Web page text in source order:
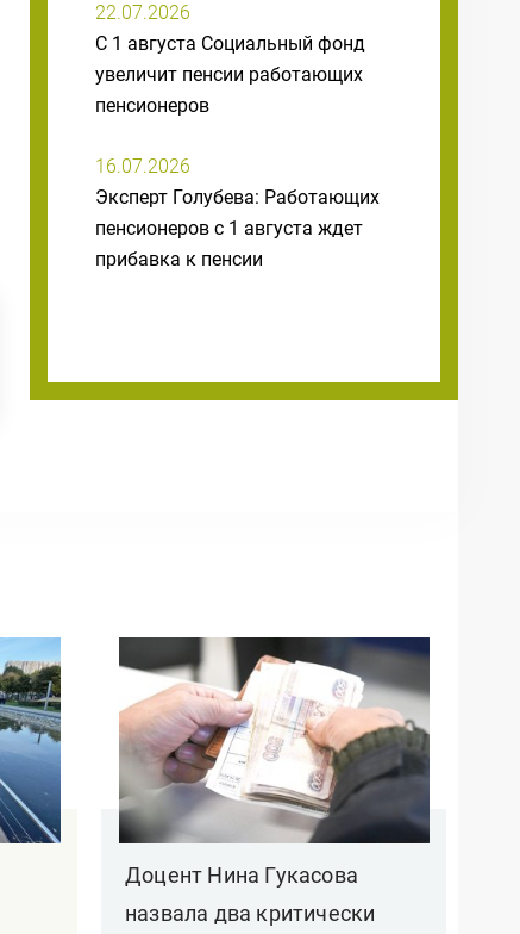
22.07.2026
С 1 августа Социальный фонд
увеличит пенсии работающих
пенсионеров
16.07.2026
Эксперт Голубева: Работающих
пенсионеров с 1 августа ждет
прибавка к пенсии
россиян увеличатся с 1 августа
Доцент Балынин: Средняя
пенсия в РФ к 2028 году
достигнет более 31 тысячи
рублей
17.06.2026
Депутат Говырин назвал
категории пенсий, которые
повысят с августа
Доцент Нина Гукасова
назвала два критически